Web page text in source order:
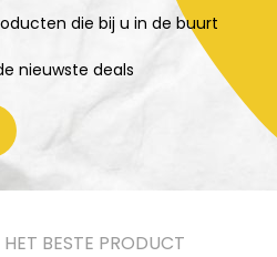
die bij u in de buurt
nieuwste deals
BESTE PRODUCT